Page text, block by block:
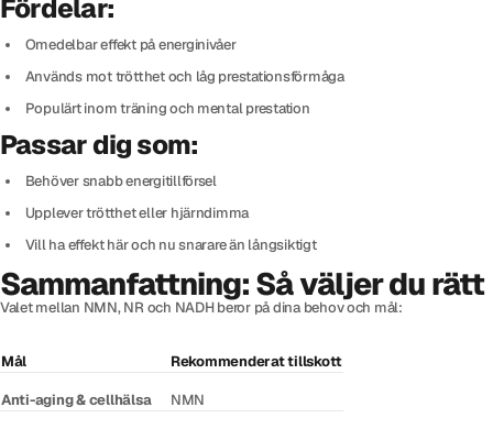
Fördelar:
Omedelbar effekt på energinivåer
Används mot trötthet och låg prestationsförmåga
Populärt inom träning och mental prestation
Passar dig som:
Behöver snabb energitillförsel
Upplever trötthet eller hjärndimma
Vill ha effekt här och nu snarare än långsiktigt
Sammanfattning: Så väljer du rätt
Valet mellan NMN, NR och NADH beror på dina behov och mål:
Mål Rekommenderat tillskott
Anti-aging & cellhälsa NMN